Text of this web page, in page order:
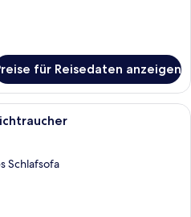
für Reisedaten anzeigen
Ein Hotelzimmer mit zwei Betten,
Schlafsofa